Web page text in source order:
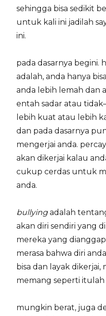
sehingga bisa sedikit
untuk kali ini jadilah
ini.
pada dasarnya begini.
adalah, anda hanya
anda lebih lemah dan
entah sadar atau
lebih kuat atau lebih
dan pada dasarnya
mengerjai anda.
akan dikerjai kalau
cukup cerdas untuk
anda.
bullyingadalah
akan diri sendiri yang
mereka yang
merasa bahwa diri
bisa dan layak
memang seperti itulah
mungkin berat, juga